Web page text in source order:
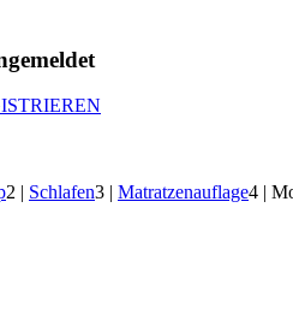
2 | Schlafen3 | Matratzenauflage4 |